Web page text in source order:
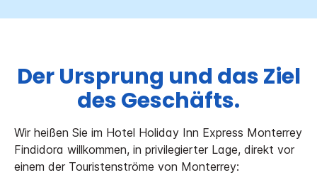
Der Ursprung und das Ziel
des Geschäfts.
Wir heißen Sie im Hotel Holiday Inn Express Monterrey
Findidora willkommen, in privilegierter Lage, direkt vor
einem der Touristenströme von Monterrey: